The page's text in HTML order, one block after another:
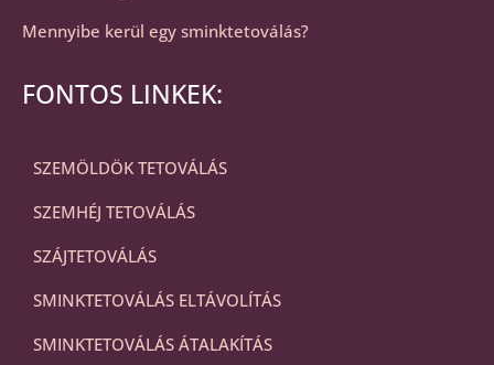
Mennyibe kerül egy sminktetoválás?
FONTOS LINKEK:
SZEMÖLDÖK TETOVÁLÁS
SZEMHÉJ TETOVÁLÁS
SZÁJTETOVÁLÁS
SMINKTETOVÁLÁS ELTÁVOLÍTÁS
SMINKTETOVÁLÁS ÁTALAKÍTÁS